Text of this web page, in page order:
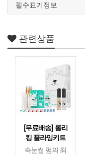
필수표기정보
관련상품
[무료배송] 롤리
킹 플라잉키트
속눈썹 펌의 최